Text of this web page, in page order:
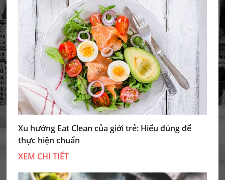
Xu hướng Eat Clean của giới trẻ: Hiểu đúng để
thực hiện chuẩn
XEM CHI TIẾT